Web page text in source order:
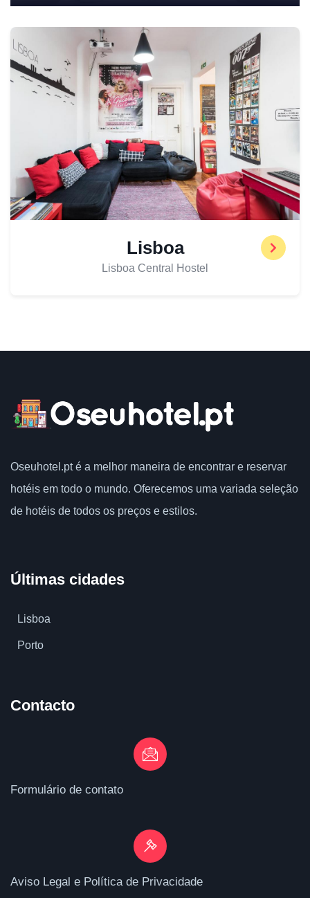
Lisboa
Lisboa Central Hostel
Oseuhotel.pt é a melhor maneira de encontrar e reservar
hotéis em todo o mundo. Oferecemos uma variada seleção
de hotéis de todos os preços e estilos.
Últimas cidades
Lisboa
Porto
Contacto
Formulário de contato
Aviso Legal e Política de Privacidade